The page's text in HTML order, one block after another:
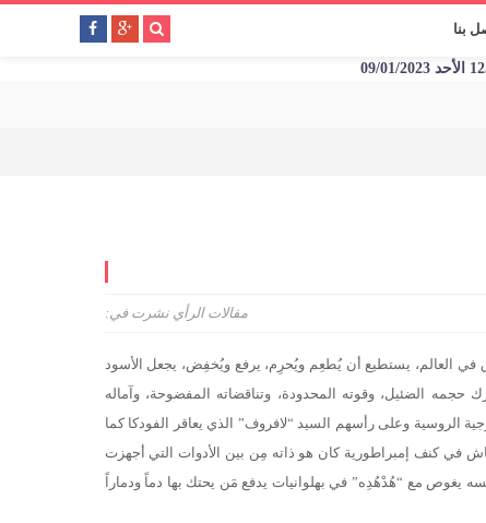
بنا
نشرت في: مقالات الرأي
العالم، يستطيع أن يُطعِم ويُحرِم، يرفع ويُخفِض، يجعل الأسود
حجمه الضئيل، وقوته المحدودة، وتناقضاته المفضوحة، وآماله
الروسية وعلى رأسهم السيد “لافروف” الذي يعاقر الفودكا كما
في كنف إمبراطورية كان هو ذاته مِن بين الأدوات التي أجهزت
يغوص مع “هُدْهُدِه” في بهلوانيات يدفع مَن يحتك بها دماً ودماراً